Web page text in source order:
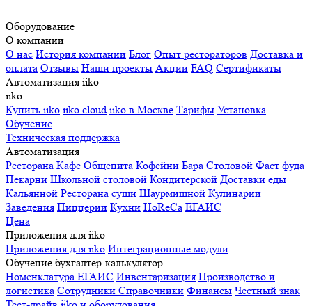
Оборудование
О компании
О нас История компании Блог Опыт рестораторов Доставка и
оплата Отзывы Наши проекты Акции FAQ Сертификаты
Автоматизация iiko
iiko
Купить iiko iiko cloud iiko в Москве Тарифы Установка
Обучение
Техническая поддержка
Автоматизация
Ресторана Кафе Общепита Кофейни Бара Столовой Фаст фуда
Пекарни Школьной столовой Кондитерской Доставки еды
Кальянной Ресторана суши Шаурмишной Кулинарии
Заведения Пиццерии Кухни HoReCa ЕГАИС
Цена
Приложения для iiko
Приложения для iiko Интеграционные модули
Обучение бухгалтер-калькулятор
Номенклатура ЕГАИС Инвентаризация Производство и
логистика Сотрудники Справочники Финансы Честный знак